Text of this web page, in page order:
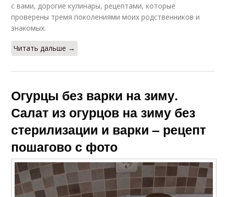
с вами, дорогие кулинары, рецептами, которые
проверены тремя поколениями моих родственников и
знакомых.
Читать дальше →
Огурцы без варки на зиму.
Салат из огурцов на зиму без
стерилизации и варки – рецепт
пошагово с фото